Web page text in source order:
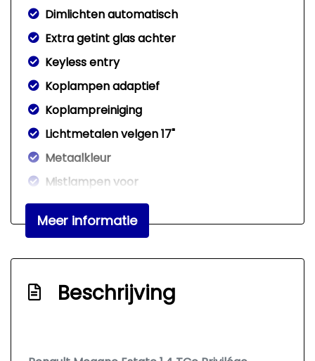
Dimlichten automatisch
Extra getint glas achter
Keyless entry
Koplampen adaptief
Koplampreiniging
Lichtmetalen velgen 17"
Metaalkleur
Mistlampen voor
Trekhaak met afneembare kogel
Interieur
Airco automatisch
Meer informatie
Beschrijving